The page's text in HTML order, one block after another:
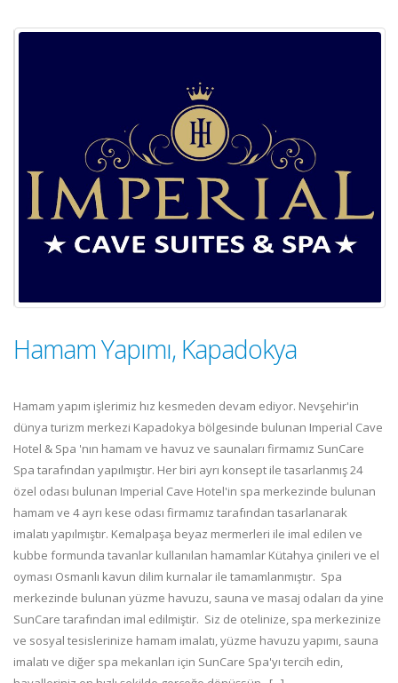
Hamam Yapımı, Kapadokya
Hamam yapım işlerimiz hız kesmeden devam ediyor. Nevşehir'in
dünya turizm merkezi Kapadokya bölgesinde bulunan Imperial Cave
Hotel & Spa 'nın hamam ve havuz ve saunaları firmamız SunCare
Spa tarafından yapılmıştır. Her biri ayrı konsept ile tasarlanmış 24
özel odası bulunan Imperial Cave Hotel'in spa merkezinde bulunan
hamam ve 4 ayrı kese odası firmamız tarafından tasarlanarak
imalatı yapılmıştır. Kemalpaşa beyaz mermerleri ile imal edilen ve
kubbe formunda tavanlar kullanılan hamamlar Kütahya çinileri ve el
oyması Osmanlı kavun dilim kurnalar ile tamamlanmıştır. Spa
merkezinde bulunan yüzme havuzu, sauna ve masaj odaları da yine
SunCare tarafından imal edilmiştir. Siz de otelinize, spa merkezinize
ve sosyal tesislerinize hamam imalatı, yüzme havuzu yapımı, sauna
imalatı ve diğer spa mekanları için SunCare Spa'yı tercih edin,